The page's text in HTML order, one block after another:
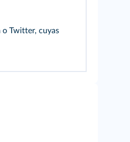
o Twitter, cuyas